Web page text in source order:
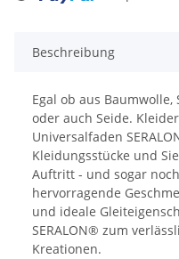
Beschreibung
Egal ob aus
oder auch Seide.
Universalfaden
Kleidungsstücke und
Auftritt - und sogar
hervorragende
und ideale
SERALON® zum
Kreationen.